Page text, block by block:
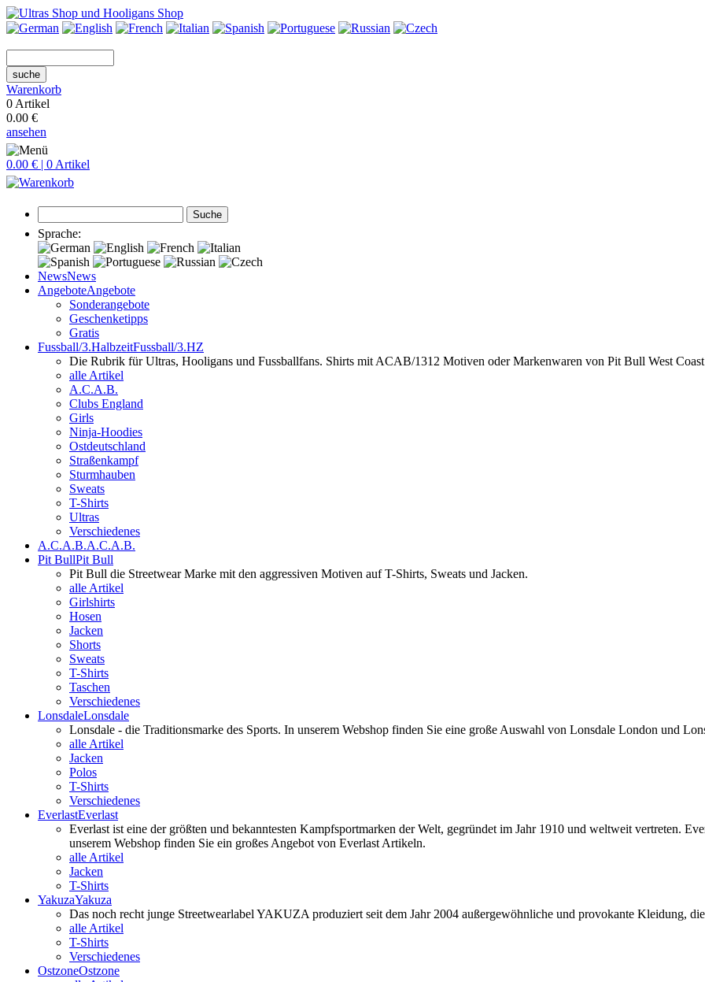
suche
Warenkorb
0 Artikel
0.00 €
ansehen
0.00 € | 0 Artikel
Suche
Sprache:
NewsNews
AngeboteAngebote
Sonderangebote
Geschenketipps
Gratis
Fussball/3.HalbzeitFussball/3.HZ
Die Rubrik für Ultras, Hooligans und Fussballfans. Shirts mit ACAB/1312 Motiven oder Markenwaren von Pit Bull West Coast
alle Artikel
A.C.A.B.
Clubs England
Girls
Ninja-Hoodies
Ostdeutschland
Straßenkampf
Sturmhauben
Sweats
T-Shirts
Ultras
Verschiedenes
A.C.A.B.A.C.A.B.
Pit BullPit Bull
Pit Bull die Streetwear Marke mit den aggressiven Motiven auf T-Shirts, Sweats und Jacken.
alle Artikel
Girlshirts
Hosen
Jacken
Shorts
Sweats
T-Shirts
Taschen
Verschiedenes
LonsdaleLonsdale
Lonsdale - die Traditionsmarke des Sports. In unserem Webshop finden Sie eine große Auswahl von Lonsdale London und
alle Artikel
Jacken
Polos
T-Shirts
Verschiedenes
EverlastEverlast
Everlast ist eine der größten und bekanntesten Kampfsportmarken der Welt, gegründet im Jahr 1910 und weltweit vertreten.
unserem Webshop finden Sie ein großes Angebot von Everlast Artikeln.
alle Artikel
Jacken
T-Shirts
YakuzaYakuza
Das noch recht junge Streetwearlabel YAKUZA produziert seit dem Jahr 2004 außergewöhnliche und provokante Kleidung,
alle Artikel
T-Shirts
Verschiedenes
OstzoneOstzone